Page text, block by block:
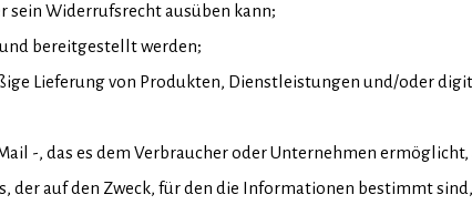
sein Widerrufsrecht ausüben kann;
bereitgestellt werden;
Lieferung von Produkten, Dienstleistungen und/oder
-, das es dem Verbraucher oder Unternehmen
der auf den Zweck, für den die Informationen bestimmt